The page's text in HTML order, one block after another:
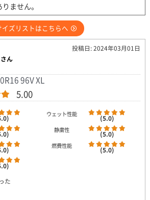
ません。
イズリストはこちらへ
投稿日: 2024年03月01日
ん
96V XL
5.00
ウェット性能 (5.0)
静粛性 (5.0)
燃費性能 (5.0)
た